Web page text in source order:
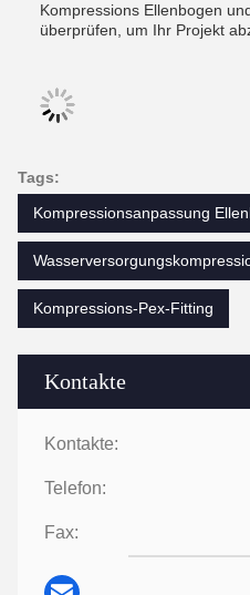
Kontakte
Kontakte:
Telefon:
Fax:
Kompressions Ellenbogen
überprüfen, um Ihr Projekt
Tags:
Kompressionsanpassung
Kompressions-Pex-Fitting